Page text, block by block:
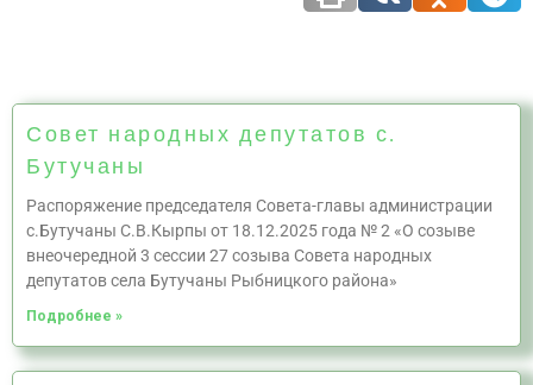
Совет народных депутатов с.
Бутучаны
Распоряжение председателя Совета-главы администрации
с.Бутучаны С.В.Кырпы от 18.12.2025 года № 2 «О созыве
внеочередной 3 сессии 27 созыва Совета народных
депутатов села Бутучаны Рыбницкого района»
Подробнее »